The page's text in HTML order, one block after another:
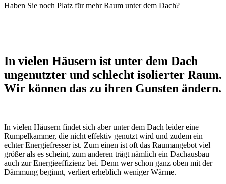
Haben Sie noch Platz für mehr Raum unter dem Dach?
In vielen Häusern ist unter dem Dach
ungenutzter und schlecht isolierter Raum.
Wir können das zu ihren Gunsten ändern.
In vielen Häusern findet sich aber unter dem Dach leider eine
Rumpelkammer, die nicht effektiv genutzt wird und zudem ein
echter Energiefresser ist. Zum einen ist oft das Raumangebot viel
größer als es scheint, zum anderen trägt nämlich ein Dachausbau
auch zur Energieeffizienz bei. Denn wer schon ganz oben mit der
Dämmung beginnt, verliert erheblich weniger Wärme.